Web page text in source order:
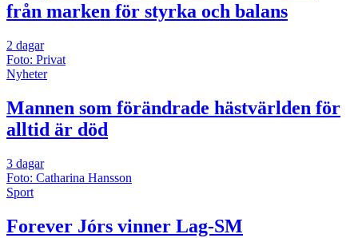
från marken för styrka och balans
2 dagar
Foto: Privat
Nyheter
Mannen som förändrade hästvärlden för
alltid är död
3 dagar
Foto: Catharina Hansson
Sport
Forever Jórs vinner Lag-SM